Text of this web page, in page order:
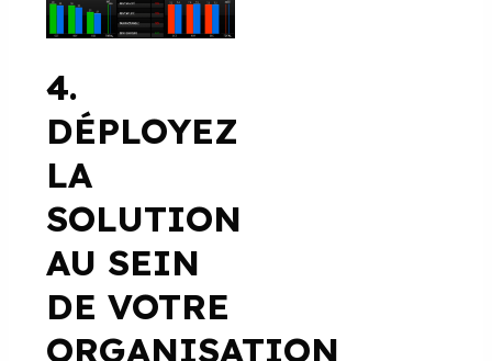
4.
DÉPLOYEZ
LA
SOLUTION
AU SEIN
DE VOTRE
ORGANISATION